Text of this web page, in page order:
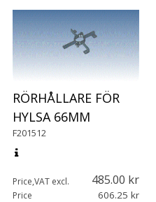
RÖRHÅLLARE FÖR
HYLSA 66MM
F201512
Price,VAT excl. 485.00
Price 606.25